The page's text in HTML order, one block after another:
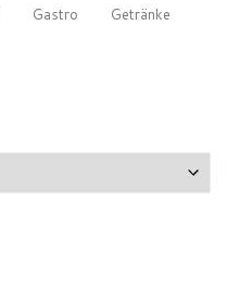
Gastro Getränke